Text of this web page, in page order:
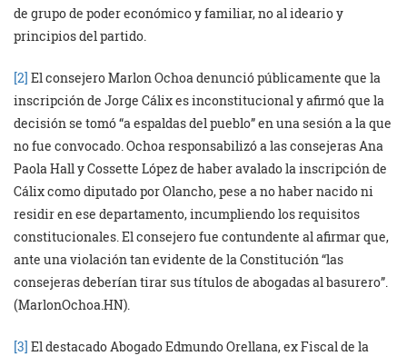
de grupo de poder económico y familiar, no al ideario y
principios del partido.
[2] El consejero Marlon Ochoa denunció públicamente que la
inscripción de Jorge Cálix es inconstitucional y afirmó que la
decisión se tomó “a espaldas del pueblo” en una sesión a la que
no fue convocado. Ochoa responsabilizó a las consejeras Ana
Paola Hall y Cossette López de haber avalado la inscripción de
Cálix como diputado por Olancho, pese a no haber nacido ni
residir en ese departamento, incumpliendo los requisitos
constitucionales. El consejero fue contundente al afirmar que,
ante una violación tan evidente de la Constitución “las
consejeras deberían tirar sus títulos de abogadas al basurero”.
(MarlonOchoa.HN).
[3] El destacado Abogado Edmundo Orellana, ex Fiscal de la